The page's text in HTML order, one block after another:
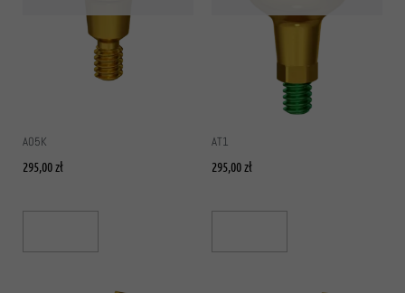
A05K
295,00zł
AT1
295,00zł